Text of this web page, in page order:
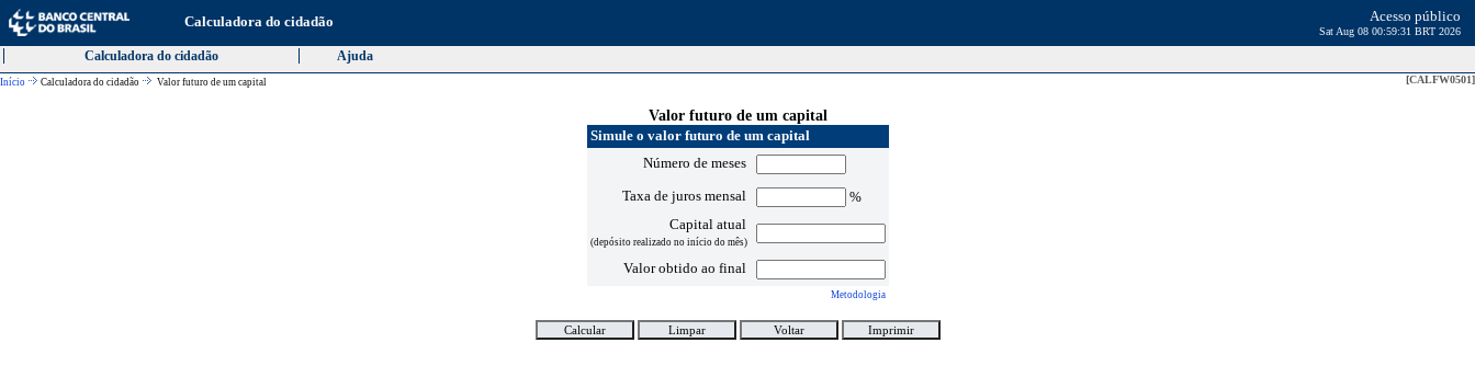
Calculadora do cidadão Acesso público
Sat Aug 08 00:59:31 BRT 2026
Calculadora do cidadão Ajuda
Início Calculadora do cidadão Valor futuro de um capital [CALFW0501]
Valor futuro de um capital
Simule o valor futuro de um capital
Número de meses
Taxa de juros mensal
%
Capital atual
(depósito realizado no início do mês)
Valor obtido ao final
Metodologia